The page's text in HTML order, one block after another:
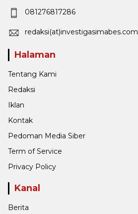
081276817286
redaksi(at)investigasimabes.com
Halaman
Tentang Kami
Redaksi
Iklan
Kontak
Pedoman Media Siber
Term of Service
Privacy Policy
Kanal
Berita